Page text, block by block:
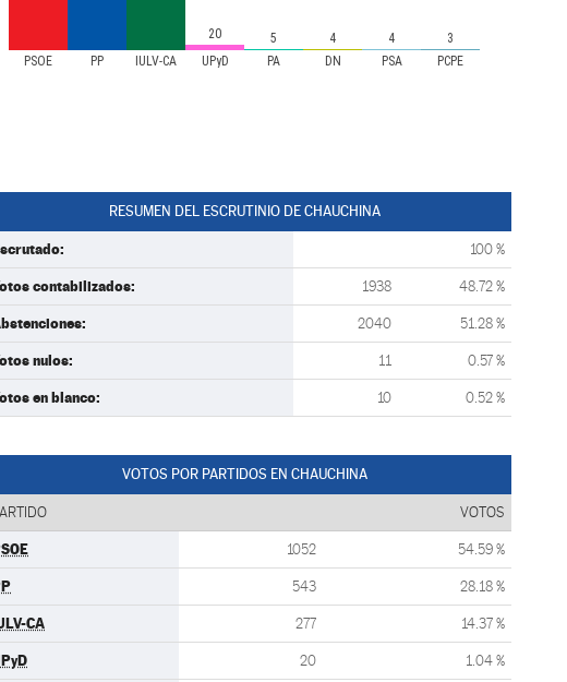
PSOE PP IULV-CA UPyD PA DN PSA PCPE
20 5 4 4 3
RESUMEN DEL ESCRUTINIO DE CHAUCHINA
100 %
contabilizados: 1938 48.72 %
2040 51.28 %
nulos: 11 0.57 %
en blanco: 10 0.52 %
VOTOS POR PARTIDOS EN CHAUCHINA
VOTOS
1052 54.59 %
543 28.18 %
CA 277 14.37 %
20 1.04 %